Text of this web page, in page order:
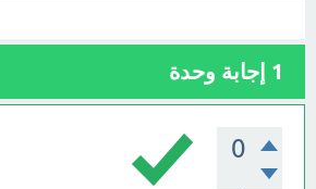
1 إجابة وحدة
0